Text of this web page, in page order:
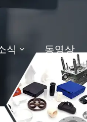
식 동영상